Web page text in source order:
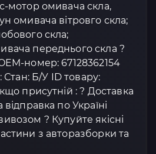
мотор омивача скла,
омивача вітровго скла;
скла;
переднього скла ?
номер: 67128362154
Стан: Б/У ID товару:
присутній : ? Доставка
по Україні
? Купуйте якісні
з авторазборки та